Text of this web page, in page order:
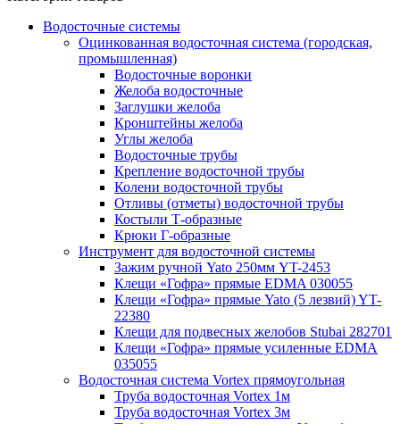
Водосточные системы
Оцинкованная водосточная система (городская,
промышленная)
Водосточные воронки
Желоба водосточные
Заглушки желоба
Кронштейны желоба
Углы желоба
Водосточные трубы
Крепление водосточной трубы
Колени водосточной трубы
Отливы (отметы) водосточной трубы
Костыли Т-образные
Крюки Г-образные
Инструмент для водосточной системы
Зажим ручной Yato 250мм YT-2453
Клещи «Гофра» прямые EDMA 030055
Клещи «Гофра» прямые Yato (5 лезвий) YT-
22380
Клещи для подвесных желобов Stubai 282701
Клещи «Гофра» прямые усиленные EDMA
035055
Водосточная система Vortex прямоугольная
Труба водосточная Vortex 1м
Труба водосточная Vortex 3м